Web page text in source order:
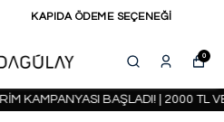
SEÇENEĞİ
0
KAMPANYASI BAŞLADI! | 2000 TL VE